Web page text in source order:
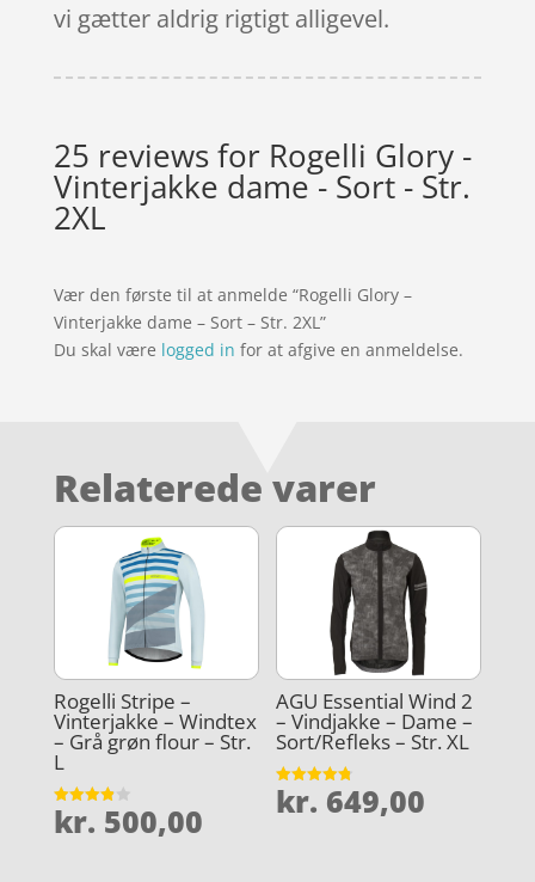
vi gætter aldrig rigtigt alligevel.
25 reviews for Rogelli Glory -
Vinterjakke dame - Sort - Str.
2XL
Vær den første til at anmelde “Rogelli Glory –
Vinterjakke dame – Sort – Str. 2XL”
Du skal være logged in for at afgive en anmeldelse.
Relaterede varer
Rogelli Stripe –
Vinterjakke – Windtex
– Grå grøn flour – Str.
L
Vurderet
3.9
kr. 500,00
AGU Essential Wind 2
– Vindjakke – Dame –
Sort/Refleks – Str. XL
Vurderet
4.8
kr. 649,00